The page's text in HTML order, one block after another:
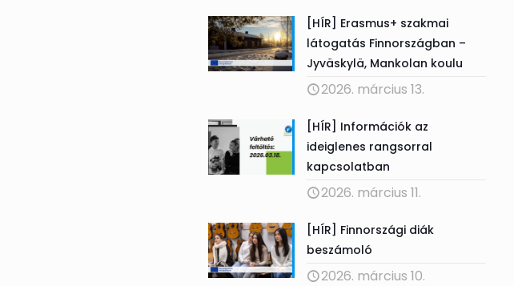
[HÍR] Erasmus+ szakmai
látogatás Finnországban –
Jyväskylä, Mankolan koulu
2026. március 13.
[HÍR] Információk az
ideiglenes rangsorral
kapcsolatban
2026. március 11.
[HÍR] Finnországi diák
beszámoló
2026. március 10.